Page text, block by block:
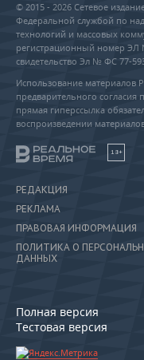
© 2015 - 2026 Сетевое
Федеральной службой по
технологий и массовых
регистрационный номер ЭЛ
свидетельство Эл № ФС 77-
Использование материалов
предварительного согласия
прямая гиперссылка
воспроизведении
18+
РЕДАКЦИЯ
РЕКЛАМА
ПРАВОВАЯ ИНФОРМАЦИЯ
ПОЛИТИКА О
ДАННЫХ
Полная версия
Тестовая версия